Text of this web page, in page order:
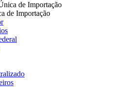
de Importação
de Importação